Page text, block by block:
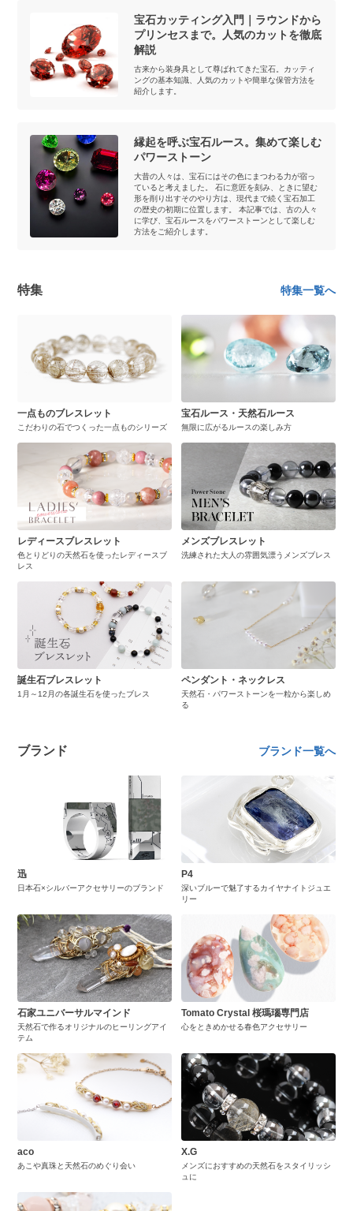
宝石カッティング入門｜ラウンドから
プリンセスまで。人気のカットを徹底
解説
古来から装身具として尊ばれてきた宝石。カッティ
ングの基本知識、人気のカットや簡単な保管方法を
紹介します。
縁起を呼ぶ宝石ルース。集めて楽しむ
パワーストーン
大昔の人々は、宝石にはその色にまつわる力が宿っ
ていると考えました。 石に意匠を刻み、ときに望む
形を削り出すそのやり方は、現代まで続く宝石加工
の歴史の初期に位置します。 本記事では、古の人々
に学び、宝石ルースをパワーストーンとして楽しむ
方法をご紹介します。
特集 特集一覧へ
一点ものブレスレット
こだわりの石でつくった一点ものシリーズ
宝石ルース・天然石ルース
無限に広がるルースの楽しみ方
レディースブレスレット
色とりどりの天然石を使ったレディースブ
レス
メンズブレスレット
洗練された大人の雰囲気漂うメンズブレス
誕生石ブレスレット
1月～12月の各誕生石を使ったブレス
ペンダント・ネックレス
天然石・パワーストーンを一粒から楽しめ
る
ブランド ブランド一覧へ
迅
日本石×シルバーアクセサリーのブランド
P4
深いブルーで魅了するカイヤナイトジュエ
リー
石家ユニバーサルマインド
天然石で作るオリジナルのヒーリングアイ
テム
Tomato Crystal 桜瑪瑙専門店
心をときめかせる春色アクセサリー
aco
あこや真珠と天然石のめぐり会い
X.G
メンズにおすすめの天然石をスタイリッシ
ュに